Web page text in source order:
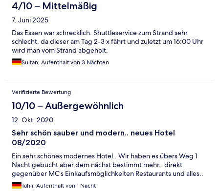
4/10 – Mittelmäßig
7. Juni 2025
Das Essen war schrecklich. Shuttleservice zum Strand sehr
schlecht, da dieser am Tag 2-3 x fährt und zuletzt um 16:00 Uhr
wird man vom Strand abgeholt.
Sultan, Aufenthalt von 3 Nächten
Verifizierte Bewertung
10/10 – Außergewöhnlich
12. Okt. 2020
Sehr schön sauber und modern.. neues Hotel
08/2020
Ein sehr schönes modernes Hotel.. Wir haben es übers Weg 1
Nacht gebucht aber dem nächst bestimmt mehr.. direkt
gegenüber MC‘s Einkaufsmöglichkeiten Restaurants und alles..
Tahir, Aufenthalt von 1 Nacht